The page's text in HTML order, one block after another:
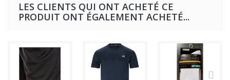
LES CLIENTS QUI ONT ACHETÉ CE
PRODUIT ONT ÉGALEMENT ACHETÉ...